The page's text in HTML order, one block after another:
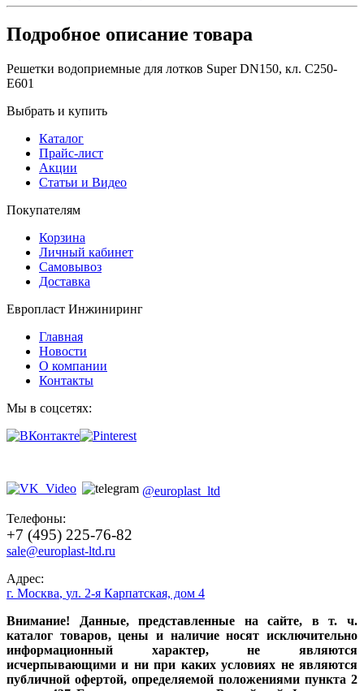
Подробное описание товара
Решетки водоприемные для лотков Super DN150, кл. С250-
E601
Выбрать и купить
Каталог
Прайс-лист
Акции
Статьи и Видео
Покупателям
Корзина
Личный кабинет
Самовывоз
Доставка
Европласт Инжиниринг
Главная
Новости
О компании
Контакты
Мы в соцсетях:
@europlast_ltd
Телефоны:
+7 (495) 225-76-82
sale@europlast-ltd.ru
Адрес:
г. Москва, ул. 2-я Карпатская, дом 4
Внимание! Данные, представленные на сайте, в т. ч.
каталог товаров, цены и наличие носят исключительно
информационный характер, не являются
исчерпывающими и ни при каких условиях не являются
публичной офертой, определяемой положениями пункта 2